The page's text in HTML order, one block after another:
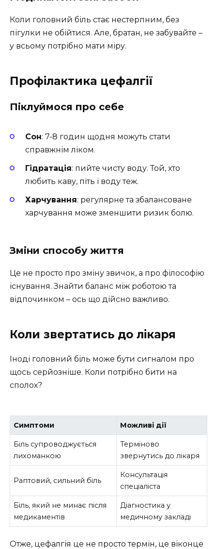
Коли головний біль стає нестерпним, без
пігулки не обійтися. Але, братан, не забувайте –
у всьому потрібно мати міру.
Профілактика цефалгії
Піклуймося про себе
Сон: 7-8 годин щодня можуть стати
справжнім ліком.
Гідратація: пийте чисту воду. Той, хто
любить каву, піть і воду теж.
Харчування: регулярне та збалансоване
харчування може зменшити ризик болю.
Зміни способу життя
Це не просто про зміну звичок, а про філософію
існування. Знайти баланс між роботою та
відпочинком – ось що дійсно важливо.
Коли звертатись до лікаря
Іноді головний біль може бути сигналом про
щось серйозніше. Коли потрібно бити на
сполох?
Симптоми Можливі дії
Біль супроводжується
лихоманкою
Терміново
звернутись до лікаря
Раптовий, сильний біль
Консультація
спеціаліста
Біль, який не минає після
медикаментів
Діагностика у
медичному закладі
Отже, цефалгія це не просто термін, це віконце